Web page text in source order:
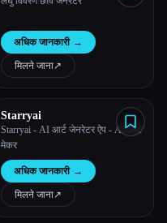
अधिक जानकारी →
मिलने जाना↗︎
Starryai
Starryai - AI आर्ट जेनरेटर ऐप - AI आर्ट
मेकर
अधिक जानकारी →
मिलने जाना↗︎